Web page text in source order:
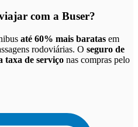
com a Buser?
até 60% mais baratas em
rodoviárias. O seguro de
taxa de serviço nas compras pelo